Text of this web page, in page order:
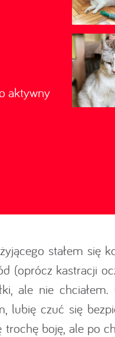
aktywny
stałem się
(oprócz kastracji
ale nie
czuć się
boję, ale po